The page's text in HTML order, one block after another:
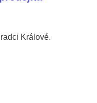
Králové.